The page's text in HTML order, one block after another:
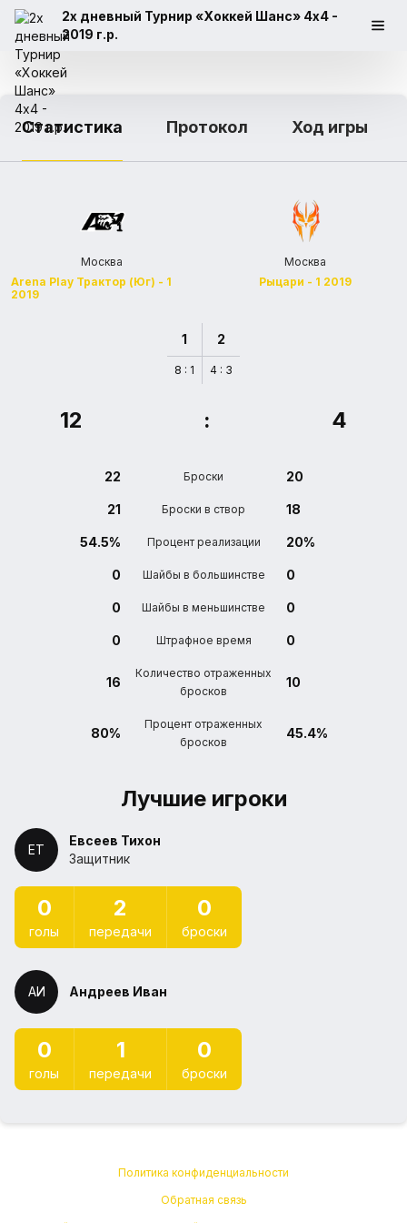
2х дневный Турнир «Хоккей Шанс» 4x4 -
2019 г.р.
Статистика Протокол Ход игры
Москва
Arena Play Трактор (Юг) - 1
2019
Москва
Рыцари - 1 2019
1
8 : 1
2
4 : 3
12 : 4
22 Броски 20
21 Броски в створ 18
54.5% Процент реализации 20%
0 Шайбы в большинстве 0
0 Шайбы в меньшинстве 0
0 Штрафное время 0
16
Количество отраженных
бросков
10
80%
Процент отраженных
бросков
45.4%
Лучшие игроки
Евсеев Тихон
Защитник
ЕТ
0
голы
2
передачи
0
броски
Андреев Иван
АИ
0
голы
1
передачи
0
броски
Политика конфиденциальности
Обратная связь